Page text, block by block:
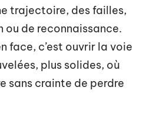
trajectoire, des failles,
ou de reconnaissance.
face, c’est ouvrir la voie
plus solides, où
sans crainte de perdre